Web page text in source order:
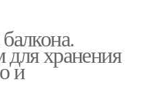
хранения
и